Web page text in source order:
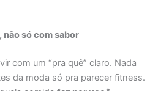
só com sabor
com um “pra quê” claro. Nada
da moda só pra parecer fitness.